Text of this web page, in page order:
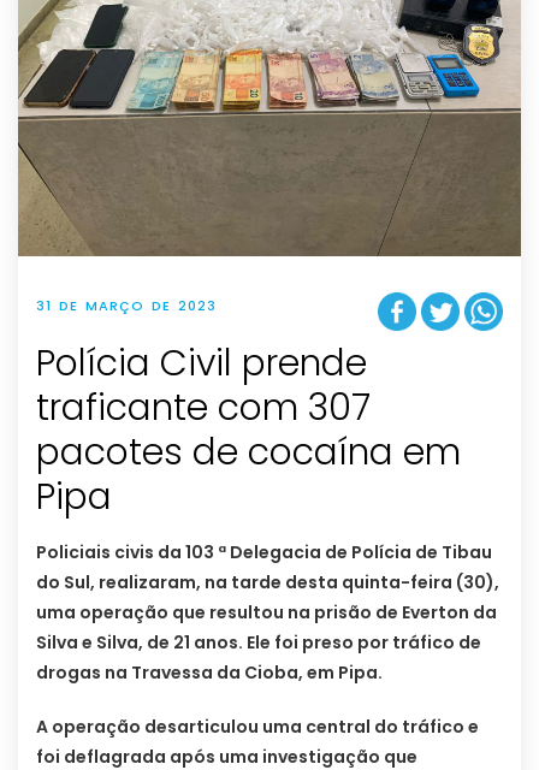
31 DE MARÇO DE 2023
Polícia Civil prende
traficante com 307
pacotes de cocaína em
Pipa
Policiais civis da 103 ª Delegacia de Polícia de Tibau
do Sul, realizaram, na tarde desta quinta-feira (30),
uma operação que resultou na prisão de Everton da
Silva e Silva, de 21 anos. Ele foi preso por tráfico de
drogas na Travessa da Cioba, em Pipa.
A operação desarticulou uma central do tráfico e
foi deflagrada após uma investigação que